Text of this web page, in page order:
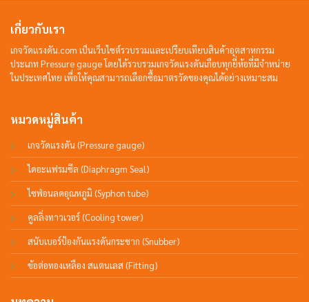
เกี่ยวกับเรา
เกจวัดแรงดัน.com เป็นเว็บไซต์รวบรวมและเปรียบเทียบสินค้าอุตสาหกรรม
ประเภท Pressure gauge โดยได้รวบรวมเกจวัดแรงดันเกือบทุกยี่ห้อที่มีจำหน่าย
ในประเทศไทย เพื่อให้คุณสามารถเลือกซื้อมาตรวัดของคุณได้อย่างเหมาะสม
หมวดหมู่สินค้า
เกจวัดแรงดัน (Pressure gauge)
ไดอะแฟรมซีล (Diaphragm Seal)
ไซฟ่อนลดอุณหภูมิ (Syphon tube)
คูลลิ่งทาวเวอร์ (Cooling tower)
สนับเบอร์ป้องกันแรงดันกระชาก (Snubber)
ข้อต่อทองเหลือง สแตนเลส (Fitting)